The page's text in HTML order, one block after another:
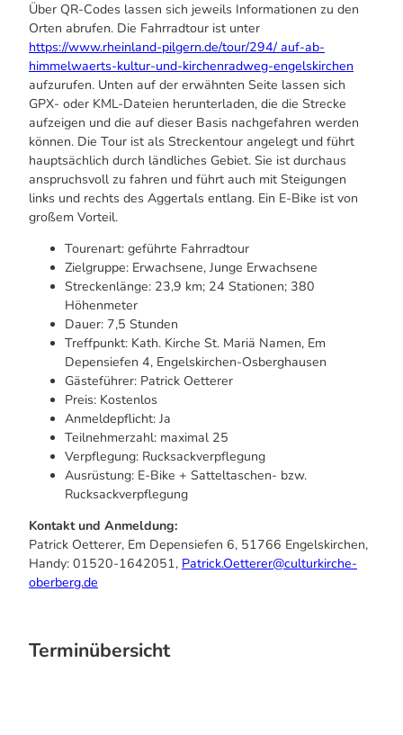
Über QR-Codes lassen sich jeweils Informationen zu den
Orten abrufen. Die Fahrradtour ist unter
https://www.rheinland-pilgern.de/tour/294/ auf-ab-
himmelwaerts-kultur-und-kirchenradweg-engelskirchen
aufzurufen. Unten auf der erwähnten Seite lassen sich
GPX- oder KML-Dateien herunterladen, die die Strecke
aufzeigen und die auf dieser Basis nachgefahren werden
können. Die Tour ist als Streckentour angelegt und führt
hauptsächlich durch ländliches Gebiet. Sie ist durchaus
anspruchsvoll zu fahren und führt auch mit Steigungen
links und rechts des Aggertals entlang. Ein E-Bike ist von
großem Vorteil.
Tourenart: geführte Fahrradtour
Zielgruppe: Erwachsene, Junge Erwachsene
Streckenlänge: 23,9 km; 24 Stationen; 380
Höhenmeter
Dauer: 7,5 Stunden
Treffpunkt: Kath. Kirche St. Mariä Namen, Em
Depensiefen 4, Engelskirchen-Osberghausen
Gästeführer: Patrick Oetterer
Preis: Kostenlos
Anmeldepflicht: Ja
Teilnehmerzahl: maximal 25
Verpflegung: Rucksackverpflegung
Ausrüstung: E-Bike + Satteltaschen- bzw.
Rucksackverpflegung
Kontakt und Anmeldung:
Patrick Oetterer, Em Depensiefen 6, 51766 Engelskirchen,
Handy: 01520-1642051, Patrick.Oetterer@culturkirche-
oberberg.de
Terminübersicht